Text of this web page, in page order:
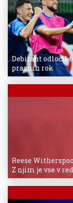
Debitant odločil
praznih rok
Reese
Z njim je vse v